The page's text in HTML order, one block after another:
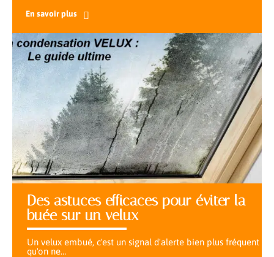
En savoir plus
Des astuces efficaces pour éviter la
buée sur un velux
Un velux embué, c'est un signal d'alerte bien plus fréquent
qu'on ne…